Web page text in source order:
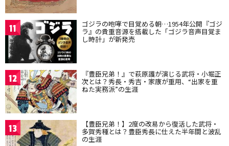
11 ゴジラの咆哮で目覚める朝…1954年公開『ゴジ
ラ』の貴重音源を搭載した「ゴジラ音声目覚ま
し時計」が新発売
12 『豊臣兄弟！』で萩原護が演じる武将・小堀正
次とは？秀長・秀吉・家康が重用、“出家を重
ねた実務派”の生涯
13 【豊臣兄弟！】2度の改易から復活した武将・
多賀秀種とは？豊臣秀長に仕えた半年間と波乱
の生涯